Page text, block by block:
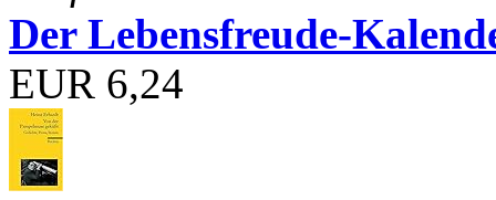
Der Lebensfreude-
EUR 6,24